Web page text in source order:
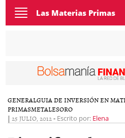
Toggle
navigation
Las Materias Primas
GENERALGUIA DE INVERSIÓN EN
PRIMASMETALESORO
| 25 JULIO, 2012- Escrito por: Elena